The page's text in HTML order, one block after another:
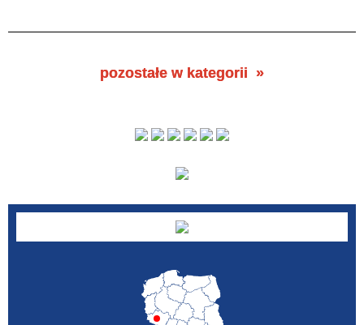
pozostałe w kategorii